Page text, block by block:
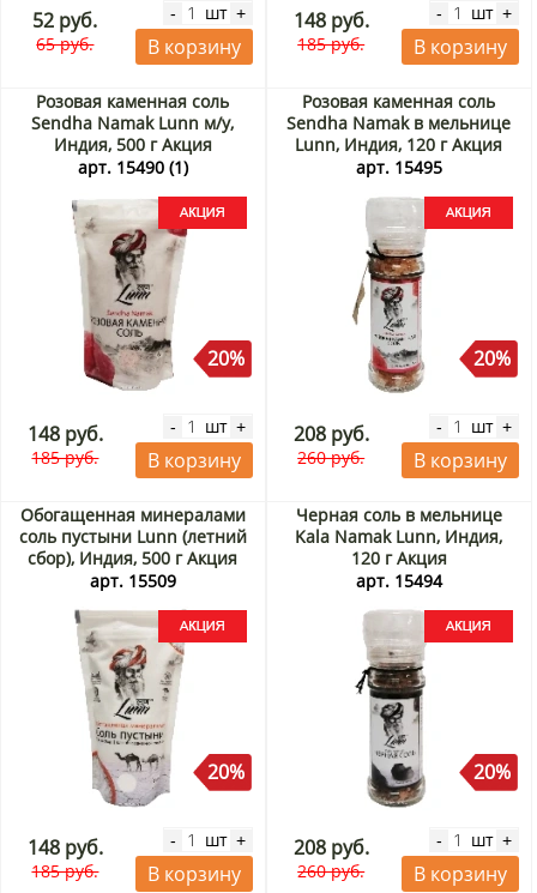
52 руб.
65 руб.
- шт +
В корзину
148 руб.
185 руб.
- шт +
В корзину
Розовая каменная соль
Sendha Namak Lunn м/у,
Индия, 500 г Акция
арт. 15490 (1)
20%
148 руб.
185 руб.
- шт +
В корзину
Розовая каменная соль
Sendha Namak в мельнице
Lunn, Индия, 120 г Акция
арт. 15495
20%
208 руб.
260 руб.
- шт +
В корзину
Обогащенная минералами
соль пустыни Lunn (летний
сбор), Индия, 500 г Акция
арт. 15509
20%
148 руб.
185 руб.
- шт +
В корзину
Черная соль в мельнице
Kala Namak Lunn, Индия,
120 г Акция
арт. 15494
20%
208 руб.
260 руб.
- шт +
В корзину